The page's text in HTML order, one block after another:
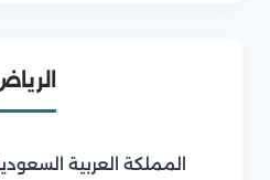
المملكة العربية